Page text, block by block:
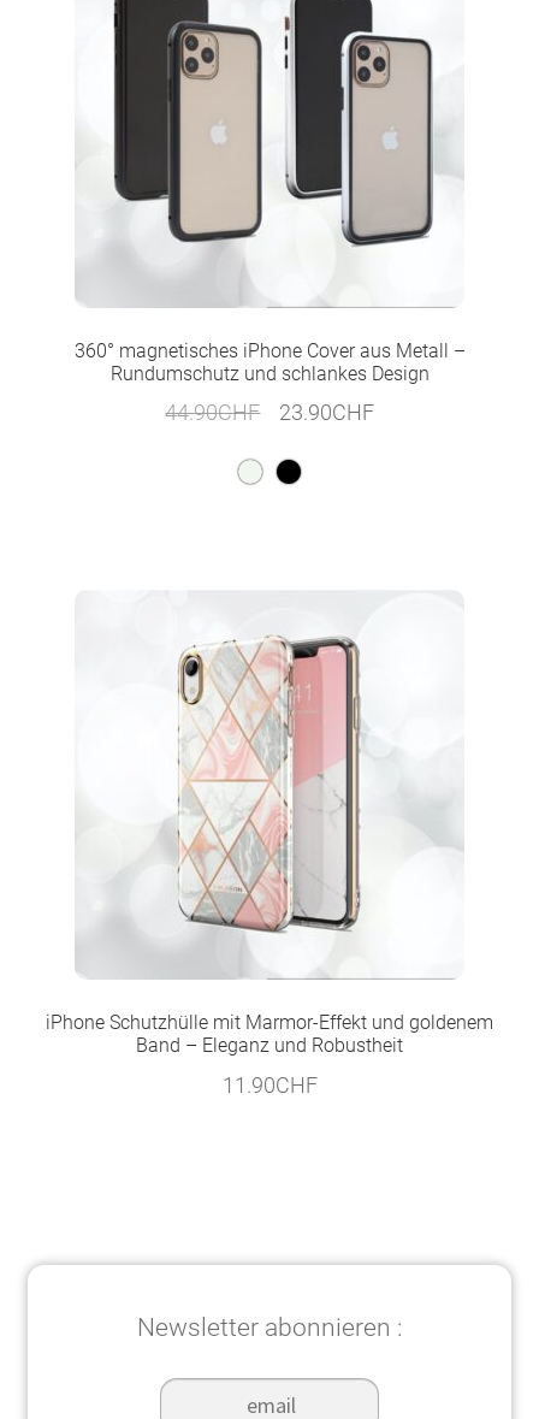
360° magnetisches iPhone Cover aus Metall –
Rundumschutz und schlankes Design
44.90CHF
Ursprünglicher
war:
23.90CHFAktueller
iPhone Schutzhülle mit Marmor-Effekt und goldenem
Band – Eleganz und Robustheit
11.90CHF
Newsletter abonnieren :